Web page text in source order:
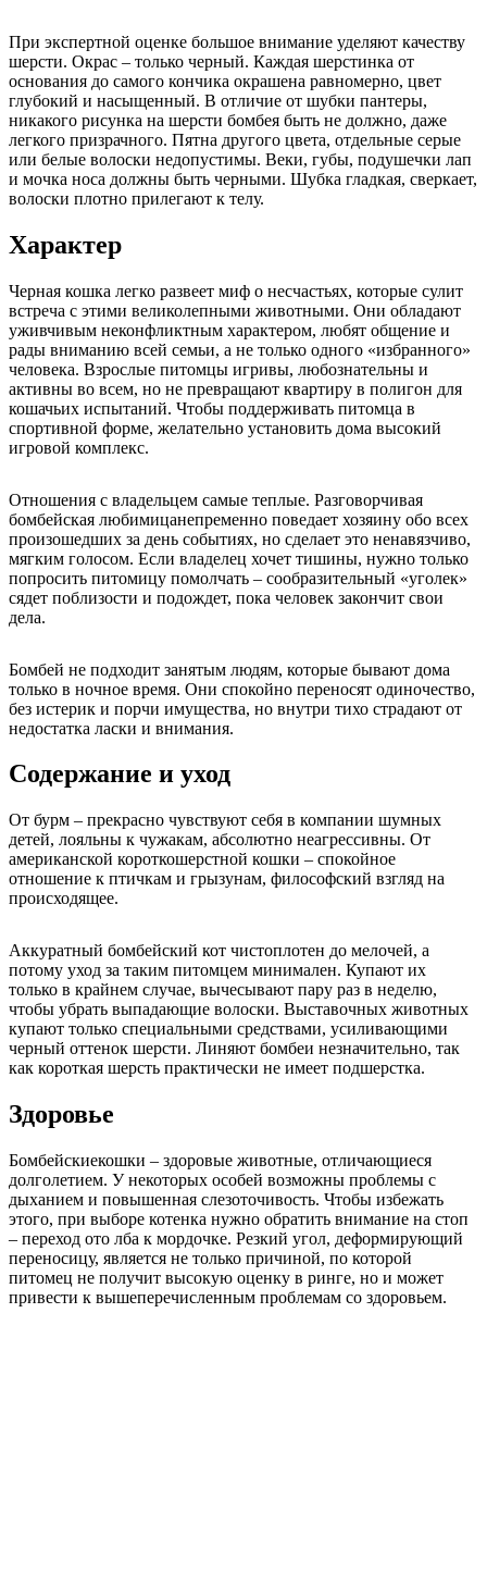
При экспертной оценке большое внимание уделяют качеству
шерсти. Окрас – только черный. Каждая шерстинка от
основания до самого кончика окрашена равномерно, цвет
глубокий и насыщенный. В отличие от шубки пантеры,
никакого рисунка на шерсти бомбея быть не должно, даже
легкого призрачного. Пятна другого цвета, отдельные серые
или белые волоски недопустимы. Веки, губы, подушечки лап
и мочка носа должны быть черными. Шубка гладкая, сверкает,
волоски плотно прилегают к телу.
Характер
Черная кошка легко развеет миф о несчастьях, которые сулит
встреча с этими великолепными животными. Они обладают
уживчивым неконфликтным характером, любят общение и
рады вниманию всей семьи, а не только одного «избранного»
человека. Взрослые питомцы игривы, любознательны и
активны во всем, но не превращают квартиру в полигон для
кошачьих испытаний. Чтобы поддерживать питомца в
спортивной форме, желательно установить дома высокий
игровой комплекс.
Отношения с владельцем самые теплые. Разговорчивая
бомбейская любимицанепременно поведает хозяину обо всех
произошедших за день событиях, но сделает это ненавязчиво,
мягким голосом. Если владелец хочет тишины, нужно только
попросить питомицу помолчать – сообразительный «уголек»
сядет поблизости и подождет, пока человек закончит свои
дела.
Бомбей не подходит занятым людям, которые бывают дома
только в ночное время. Они спокойно переносят одиночество,
без истерик и порчи имущества, но внутри тихо страдают от
недостатка ласки и внимания.
Содержание и уход
От бурм – прекрасно чувствуют себя в компании шумных
детей, лояльны к чужакам, абсолютно неагрессивны. От
американской короткошерстной кошки – спокойное
отношение к птичкам и грызунам, философский взгляд на
происходящее.
Аккуратный бомбейский кот чистоплотен до мелочей, а
потому уход за таким питомцем минимален. Купают их
только в крайнем случае, вычесывают пару раз в неделю,
чтобы убрать выпадающие волоски. Выставочных животных
купают только специальными средствами, усиливающими
черный оттенок шерсти. Линяют бомбеи незначительно, так
как короткая шерсть практически не имеет подшерстка.
Здоровье
Бомбейскиекошки – здоровые животные, отличающиеся
долголетием. У некоторых особей возможны проблемы с
дыханием и повышенная слезоточивость. Чтобы избежать
этого, при выборе котенка нужно обратить внимание на стоп
– переход ото лба к мордочке. Резкий угол, деформирующий
переносицу, является не только причиной, по которой
питомец не получит высокую оценку в ринге, но и может
привести к вышеперечисленным проблемам со здоровьем.